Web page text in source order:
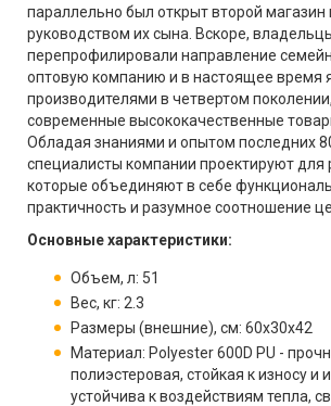
параллельно был открыт второй магазин
руководством их сына. Вскоре,
перепрофилировали направление
оптовую компанию и в настоящее время
производителями в четвертом
современные высококачественные
Обладая знаниями и опытом последних
специалисты компании проектируют для
которые объединяют в себе
практичность и разумное соотношение
Основные характеристики:
Объем, л: 51
Вес, кг: 2.3
Размеры (внешние), см: 60х30х42
Материал: Polyester 600D PU -
полиэстеровая, стойкая к износу и
устойчива к воздействиям тепла,